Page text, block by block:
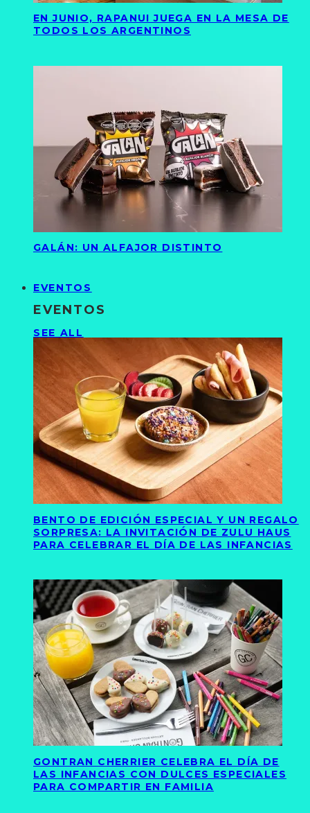
EN JUNIO, RAPANUI JUEGA EN LA MESA DE
TODOS LOS ARGENTINOS
GALÁN: UN ALFAJOR DISTINTO
EVENTOS
EVENTOS
SEE ALL
BENTO DE EDICIÓN ESPECIAL Y UN REGALO
SORPRESA: LA INVITACIÓN DE ZULU HAUS
PARA CELEBRAR EL DÍA DE LAS INFANCIAS
GONTRAN CHERRIER CELEBRA EL DÍA DE
LAS INFANCIAS CON DULCES ESPECIALES
PARA COMPARTIR EN FAMILIA